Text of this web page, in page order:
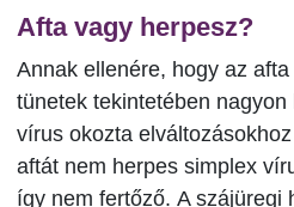
Afta vagy herpesz?
Annak ellenére, hogy az
tünetek tekintetében
vírus okozta
aftát nem herpes simplex
így nem fertőző. A szájüregi